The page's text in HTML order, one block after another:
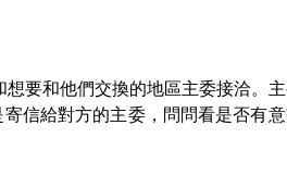
想要和他們交換的地區主委接洽。
信給對方的主委，問問看是否有